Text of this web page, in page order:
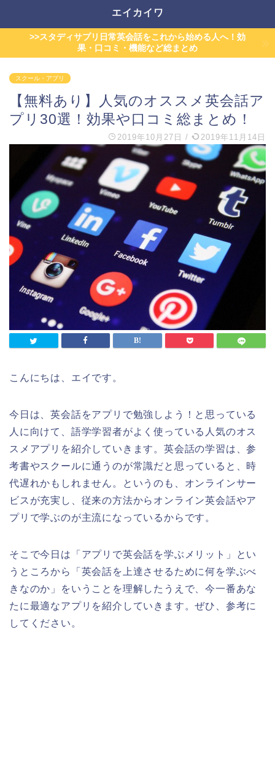
エイカイワ
>>スタディサプリ日常英会話をこれから始める人へ！効
果・口コミ・機能など総まとめ
スクール・アプリ
【無料あり】人気のオススメ英会話ア
プリ30選！効果や口コミ総まとめ！
2019年10月27日 / 2019年11月14日
こんにちは、エイです。
今日は、英会話をアプリで勉強しよう！と思っている
人に向けて、語学学習者がよく使っている人気のオス
スメアプリを紹介していきます。英会話の学習は、参
考書やスクールに通うのが常識だと思っていると、時
代遅れかもしれません。というのも、オンラインサー
ビスが充実し、従来の方法からオンライン英会話やア
プリで学ぶのが主流になっているからです。
そこで今日は「アプリで英会話を学ぶメリット」とい
うところから「英会話を上達させるために何を学ぶべ
きなのか」をいうことを理解したうえで、今一番あな
たに最適なアプリを紹介していきます。ぜひ、参考に
してください。